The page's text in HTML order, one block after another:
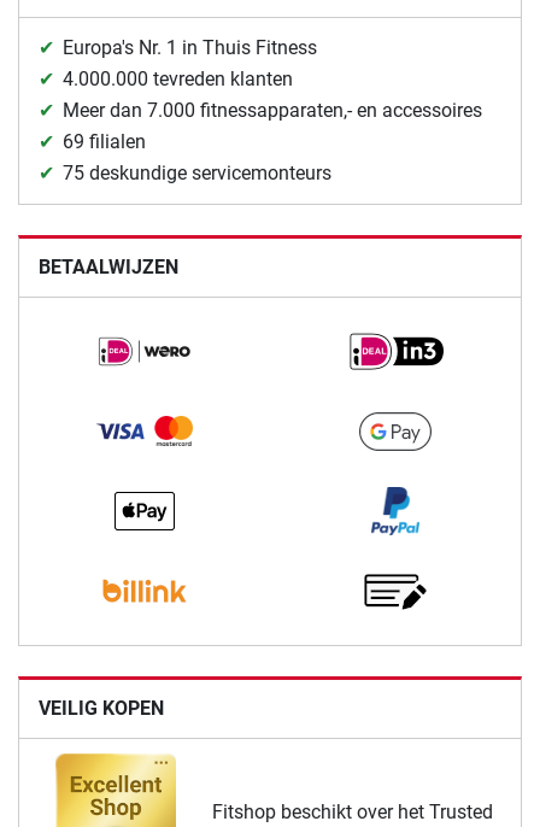
Europa's Nr. 1 in Thuis Fitness
4.000.000 tevreden klanten
Meer dan 7.000 fitnessapparaten,- en accessoires
69 filialen
75 deskundige servicemonteurs
BETAALWIJZEN
VEILIG KOPEN
Fitshop beschikt over het Trusted